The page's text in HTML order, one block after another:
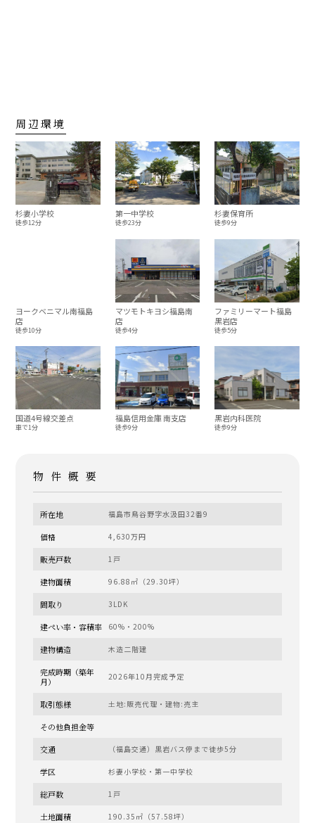
周辺環境
杉妻小学校
徒歩12分
第一中学校
徒歩23分
杉妻保育所
徒歩9分
ヨークベニマル南福島
店
徒歩10分
マツモトキヨシ福島南
店
徒歩4分
ファミリーマート福島
黒岩店
徒歩5分
国道4号線交差点
車で1分
福島信用金庫 南支店
徒歩9分
黒岩内科医院
徒歩9分
物件概要
所在地 福島市鳥谷野字水汲田32番9
価格 4,630万円
販売戸数 1戸
建物面積 96.88㎡（29.30坪）
間取り 3LDK
建ぺい率・容積率 60%・200%
建物構造 木造二階建
完成時期（築年
月）
2026年10月完成予定
取引態様 土地:販売代理・建物:売主
その他負担金等
交通
（福島交通）黒岩バス停まで徒歩5分
学区 杉妻小学校・第一中学校
総戸数 1戸
土地面積 190.35㎡（57.58坪）